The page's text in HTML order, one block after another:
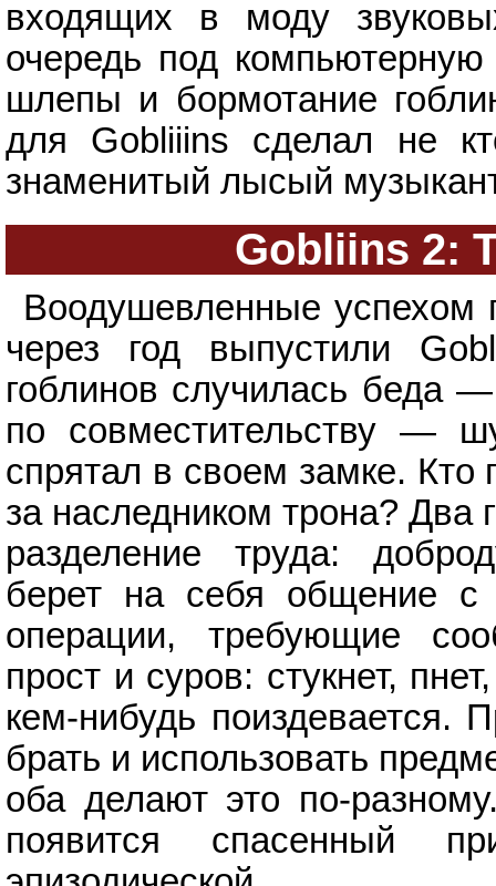
входящих в моду
очередь под
шлепы и бормотание
для Gobliiins сделал не
знаменитый лысый
Gobliins 2:
Воодушевленные успехом
через год выпустили
гоблинов случилась беда
по совместительству —
спрятал в своем замке.
за наследником трона?
разделение труда:
берет на себя общение с
операции, требующие
прост и суров: стукнет,
кем-нибудь поиздевается.
брать и использовать
оба делают это по-
появится спасенный